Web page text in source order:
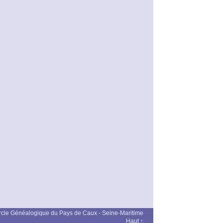
Généalogique du Pays de Caux - Seine-Maritime
Haut ↑